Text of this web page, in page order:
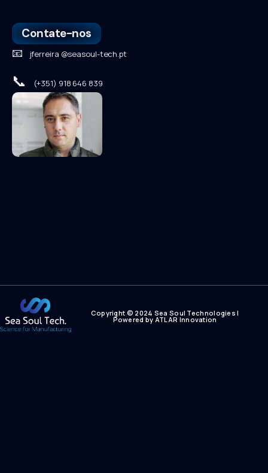
Contate-nos
📧 jferreira @seasoul-tech.pt
📞 (+351) 918 646 839
Copyright © 2024 Sea Soul Technologies |
Powered by ATLAR Innovation